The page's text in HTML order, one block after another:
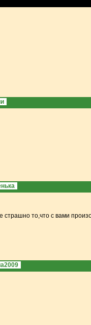
страшно то,что с вами